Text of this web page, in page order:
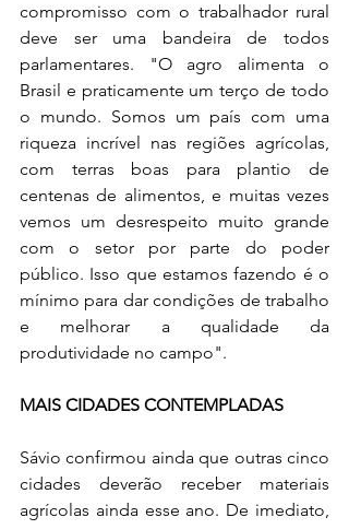
compromisso com o trabalhador rural
deve ser uma bandeira de todos
parlamentares. "O agro alimenta o
Brasil e praticamente um terço de todo
o mundo. Somos um país com uma
riqueza incrível nas regiões agrícolas,
com terras boas para plantio de
centenas de alimentos, e muitas vezes
vemos um desrespeito muito grande
com o setor por parte do poder
público. Isso que estamos fazendo é o
mínimo para dar condições de trabalho
e melhorar a qualidade da
produtividade no campo".
MAIS CIDADES CONTEMPLADAS
Sávio confirmou ainda que outras cinco
cidades deverão receber materiais
agrícolas ainda esse ano. De imediato,